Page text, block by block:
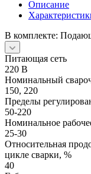
Описание
В комплекте:
Питающая сеть
220 В
Номинальный
150, 220
Пределы
50-220
Номинальное
25-30
Относительная
цикле сварки, %
40